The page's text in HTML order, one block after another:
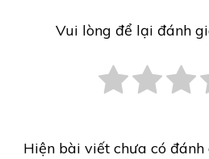
Vui lòng để lại đánh
Hiện bài viết chưa có